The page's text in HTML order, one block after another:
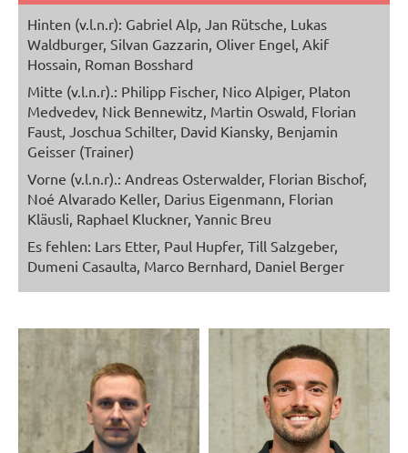
Hinten (v.l.n.r): Gabriel Alp, Jan Rütsche, Lukas
Waldburger, Silvan Gazzarin, Oliver Engel, Akif
Hossain, Roman Bosshard
Mitte (v.l.n.r).: Philipp Fischer, Nico Alpiger, Platon
Medvedev, Nick Bennewitz, Martin Oswald, Florian
Faust, Joschua Schilter, David Kiansky, Benjamin
Geisser (Trainer)
Vorne (v.l.n.r).: Andreas Osterwalder, Florian Bischof,
Noé Alvarado Keller, Darius Eigenmann, Florian
Kläusli, Raphael Kluckner, Yannic Breu
Es fehlen: Lars Etter, Paul Hupfer, Till Salzgeber,
Dumeni Casaulta, Marco Bernhard, Daniel Berger